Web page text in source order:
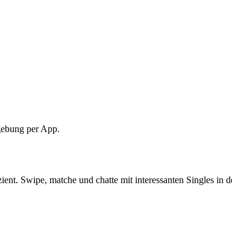
per App.
Swipe, matche und chatte mit interessanten Singles in